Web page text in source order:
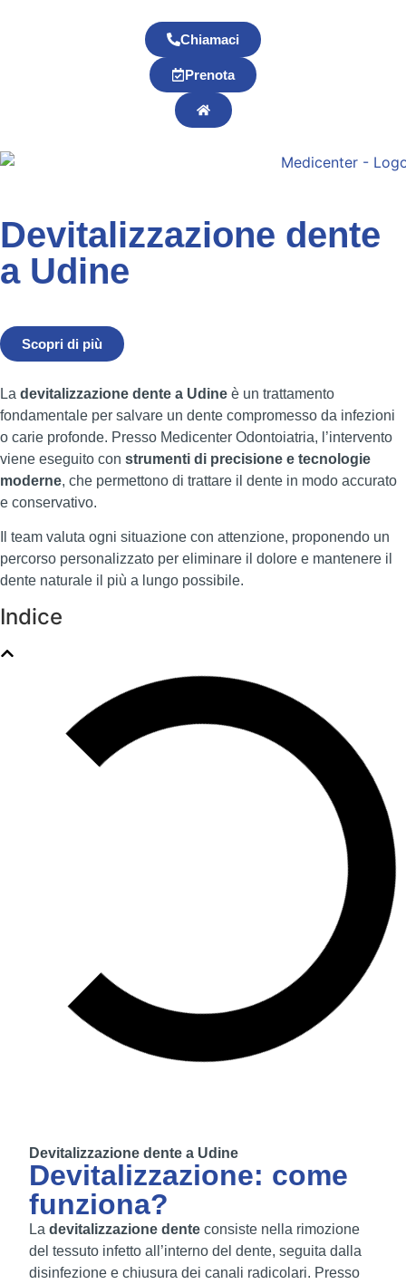
Chiamaci
Prenota
Devitalizzazione dente
a Udine
Scopri di più
La devitalizzazione dente a Udine è un trattamento
fondamentale per salvare un dente compromesso da infezioni
o carie profonde. Presso Medicenter Odontoiatria, l’intervento
viene eseguito con strumenti di precisione e tecnologie
moderne, che permettono di trattare il dente in modo accurato
e conservativo.
Il team valuta ogni situazione con attenzione, proponendo un
percorso personalizzato per eliminare il dolore e mantenere il
dente naturale il più a lungo possibile.
Indice
Devitalizzazione dente a Udine
Devitalizzazione: come
funziona?
La devitalizzazione dente consiste nella rimozione
del tessuto infetto all’interno del dente, seguita dalla
disinfezione e chiusura dei canali radicolari. Presso